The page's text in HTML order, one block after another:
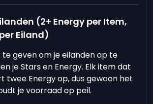
(2+ Energy per Item,
Eiland)
te geven om je eilanden op te
je Stars en Energy. Elk item dat
twee Energy op, dus gewoon het
je voorraad op peil.